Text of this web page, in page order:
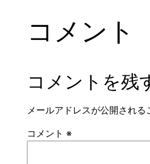
コメント
コメントを残
メールアドレスが公開される
コメント ※